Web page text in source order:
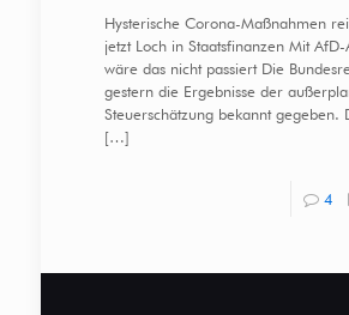
Hysterische Corona-Maßnahmen
jetzt Loch in Staatsfinanzen Mit
wäre das nicht passiert Die
gestern die Ergebnisse der
Steuerschätzung bekannt gegeben.
[…]
4